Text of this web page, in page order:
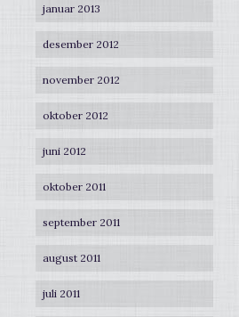
januar 2013
desember 2012
november 2012
oktober 2012
juni 2012
oktober 2011
september 2011
august 2011
juli 2011